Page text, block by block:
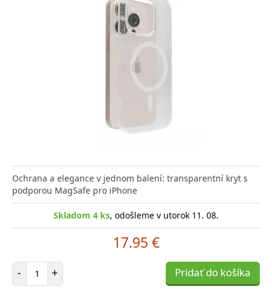
Ochrana a elegance v jednom balení: transparentní kryt s
podporou MagSafe pro iPhone
Skladom 4 ks, odošleme v utorok 11. 08.
17.95 €
- Počet položiek
+ Pridať do košíka